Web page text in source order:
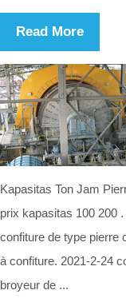
Read More
Kapasitas Ton Jam
prix kapasitas 100 200
confiture de type pierre
à confiture. 2021-2-24
broyeur de ...